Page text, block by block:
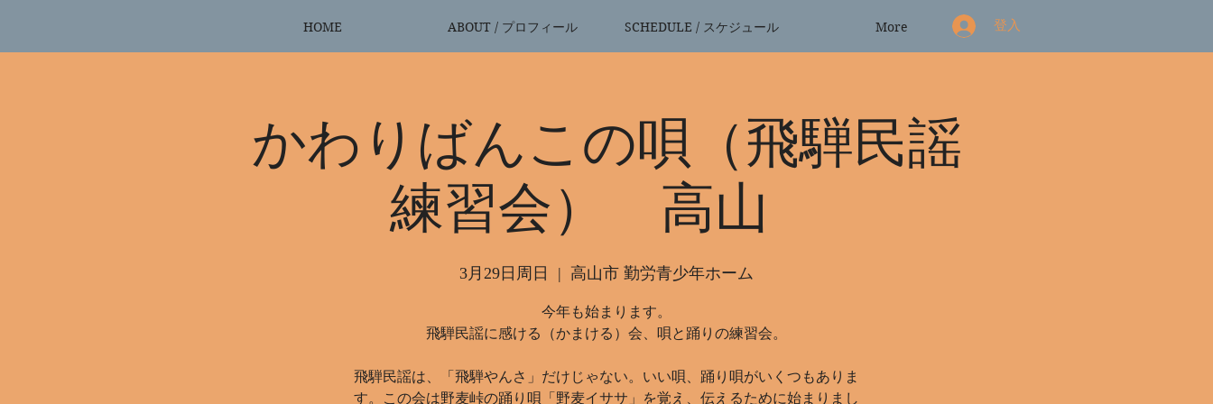
HOME ABOUT / プロフィール SCHEDULE / スケジュール More 登入
かわりばんこの唄（飛騨民謡
練習会） 高山
3月29日周日
  |
高山市 勤労青少年ホーム
今年も始まります。
飛騨民謡に感ける（かまける）会、唄と踊りの練習会。
飛騨民謡は、「飛騨やんさ」だけじゃない。いい唄、踊り唄がいくつもありま
す。この会は野麦峠の踊り唄「野麦イササ」を覚え、伝えるために始まりまし